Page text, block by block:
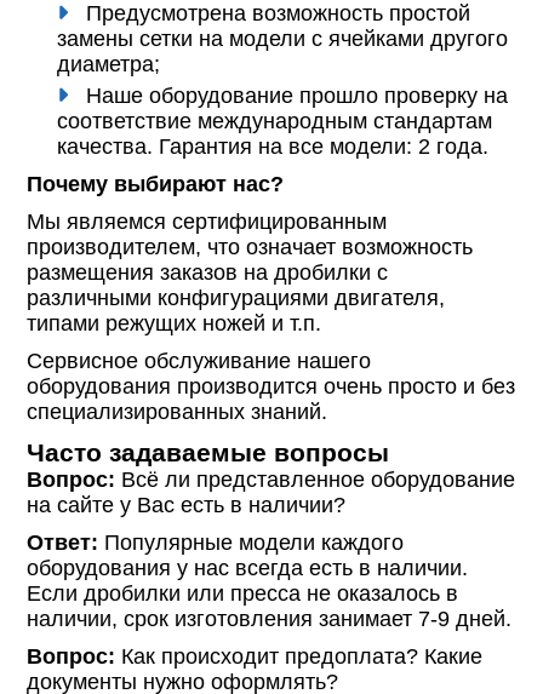
Предусмотрена возможность простой
замены сетки на модели с ячейками другого
диаметра;
Наше оборудование прошло проверку на
соответствие международным стандартам
качества. Гарантия на все модели: 2 года.
Почему выбирают нас?
Мы являемся сертифицированным
производителем, что означает возможность
размещения заказов на дробилки с
различными конфигурациями двигателя,
типами режущих ножей и т.п.
Сервисное обслуживание нашего
оборудования производится очень просто и без
специализированных знаний.
Часто задаваемые вопросы
Вопрос: Всё ли представленное оборудование
на сайте у Вас есть в наличии?
Ответ: Популярные модели каждого
оборудования у нас всегда есть в наличии.
Если дробилки или пресса не оказалось в
наличии, срок изготовления занимает 7-9 дней.
Вопрос: Как происходит предоплата? Какие
документы нужно оформлять?